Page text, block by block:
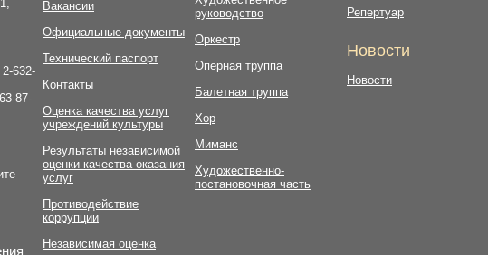
632-
87-
Вакансии
Официальные документы
Технический паспорт
Контакты
Оценка качества услуг
учреждений культуры
Результаты независимой
оценки качества оказания
услуг
Противодействие
коррупции
Независимая оценка
руководство
Оркестр
Оперная труппа
Балетная труппа
Хор
Миманс
Художественно-
постановочная часть
Репертуар
Новости
Новости